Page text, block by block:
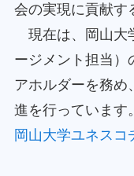
会の実現に貢献す
現在は、岡山大
ージメント担当）
アホルダーを務め
進を行っています。
岡山大学ユネスコ